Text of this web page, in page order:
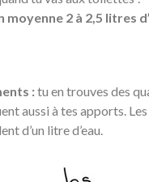
2 à 2,5 litres
:tu en trouves des
aussi à tes apports.
d’un litre d’eau.